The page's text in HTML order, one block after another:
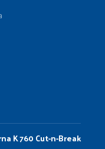
K 760 Cut-n-Break